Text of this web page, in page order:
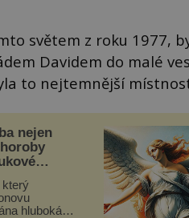
světem z roku 1977,
Davidem do malé
to nejtemnější
nejen
který
hluboká